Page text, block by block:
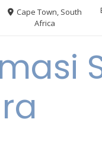
Cape Town, South
Africa